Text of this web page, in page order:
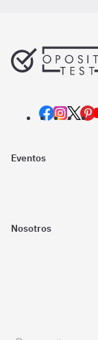
Eventos
Nosotros